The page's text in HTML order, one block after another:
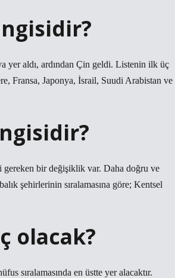
yer aldı, ardından Çin geldi. Listenin ilk üç
Fransa, Japonya, İsrail, Suudi Arabistan ve
gereken bir değişiklik var. Daha doğru ve
şehirlerinin sıralamasına göre; Kentsel
olacak?
sıralamasında en üstte yer alacaktır.